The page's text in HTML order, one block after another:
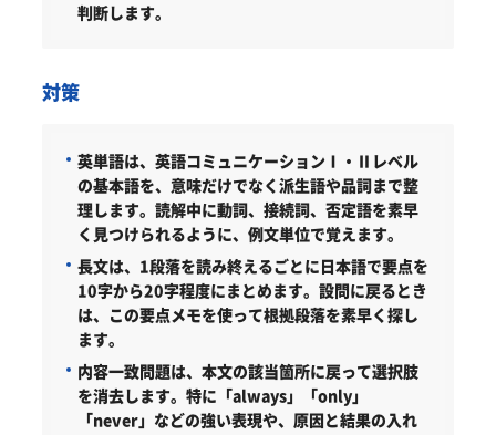
判断します。
対策
英単語は、英語コミュニケーションⅠ・Ⅱレベル
の基本語を、意味だけでなく派生語や品詞まで整
理します。読解中に動詞、接続詞、否定語を素早
く見つけられるように、例文単位で覚えます。
長文は、1段落を読み終えるごとに日本語で要点を
10字から20字程度にまとめます。設問に戻るとき
は、この要点メモを使って根拠段落を素早く探し
ます。
内容一致問題は、本文の該当箇所に戻って選択肢
を消去します。特に「always」「only」
「never」などの強い表現や、原因と結果の入れ